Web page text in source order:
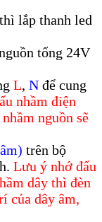
lắp thanh led
tổng 24V
L, N để cung
nhầm điện
nguồn sẽ
trên bộ
Lưu ý nhớ đấu
dây thì đèn
của dây âm,